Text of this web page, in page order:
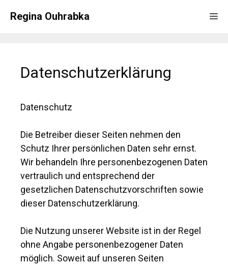
InhaltRegina Ouhrabka
Datenschutzerklärung
Datenschutz
Die Betreiber dieser Seiten nehmen den
Schutz Ihrer persönlichen Daten sehr ernst.
Wir behandeln Ihre personenbezogenen Daten
vertraulich und entsprechend der
gesetzlichen Datenschutzvorschriften sowie
dieser Datenschutzerklärung.
Die Nutzung unserer Website ist in der Regel
ohne Angabe personenbezogener Daten
möglich. Soweit auf unseren Seiten